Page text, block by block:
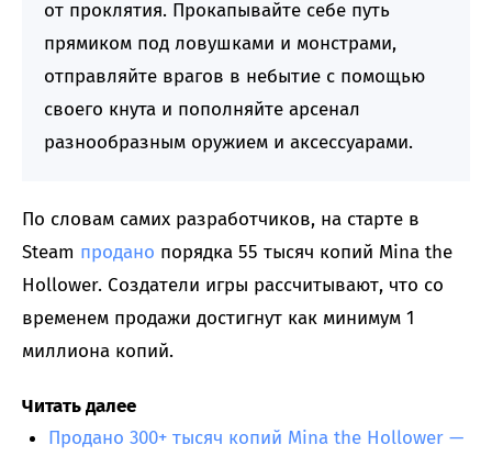
от проклятия. Прокапывайте себе путь
прямиком под ловушками и монстрами,
отправляйте врагов в небытие с помощью
своего кнута и пополняйте арсенал
разнообразным оружием и аксессуарами.
По словам самих разработчиков, на старте в
Steam продано порядка 55 тысяч копий Mina the
Hollower. Создатели игры рассчитывают, что со
временем продажи достигнут как минимум 1
миллиона копий.
Читать далее
Продано 300+ тысяч копий Mina the Hollower —